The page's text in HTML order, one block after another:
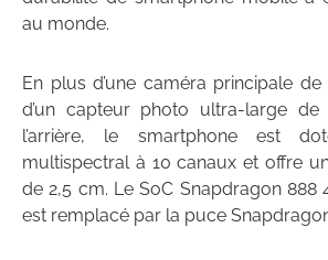
au monde.
En plus d’une caméra principale
d’un capteur photo ultra-large de
l’arrière, le smartphone est
multispectral à 10 canaux et offre
de 2,5 cm. Le SoC Snapdragon 888
est remplacé par la puce